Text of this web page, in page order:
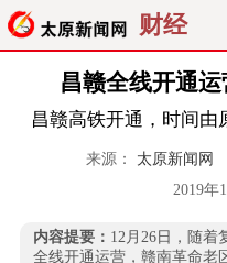
财经
昌赣全线开通
昌赣高铁开通，时间由
来源： 太原新闻网
2019年
内容提要： 12月26日，随着
全线开通运营，赣南革命老